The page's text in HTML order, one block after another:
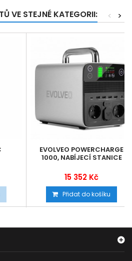
VE STEJNÉ KATEGORII: >
<
EVOLVEO POWERCHARGE
1000, NABÍJECÍ STANICE
15 352 Kč
Přidat do košíku